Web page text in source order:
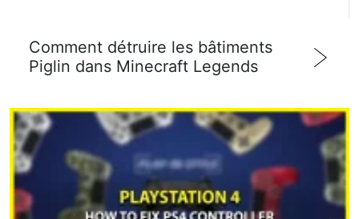
Comment détruire les bâtiments
Piglin dans Minecraft Legends